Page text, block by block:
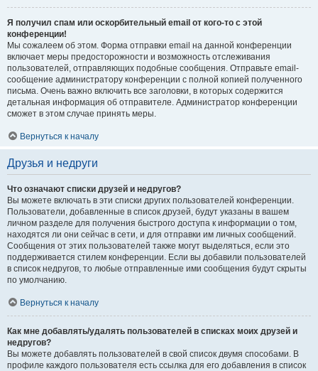
Я получил спам или оскорбительный email от кого-то с этой
конференции!
Мы сожалеем об этом. Форма отправки email на данной конференции
включает меры предосторожности и возможность отслеживания
пользователей, отправляющих подобные сообщения. Отправьте email-
сообщение администратору конференции с полной копией полученного
письма. Очень важно включить все заголовки, в которых содержится
детальная информация об отправителе. Администратор конференции
сможет в этом случае принять меры.
Вернуться к началу
Друзья и недруги
Что означают списки друзей и недругов?
Вы можете включать в эти списки других пользователей конференции.
Пользователи, добавленные в список друзей, будут указаны в вашем
личном разделе для получения быстрого доступа к информации о том,
находятся ли они сейчас в сети, и для отправки им личных сообщений.
Сообщения от этих пользователей также могут выделяться, если это
поддерживается стилем конференции. Если вы добавили пользователей
в список недругов, то любые отправленные ими сообщения будут скрыты
по умолчанию.
Вернуться к началу
Как мне добавлять/удалять пользователей в списках моих друзей и
недругов?
Вы можете добавлять пользователей в свой список двумя способами. В
профиле каждого пользователя есть ссылка для его добавления в список